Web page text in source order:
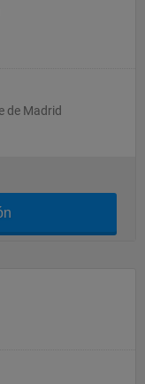
de Madrid